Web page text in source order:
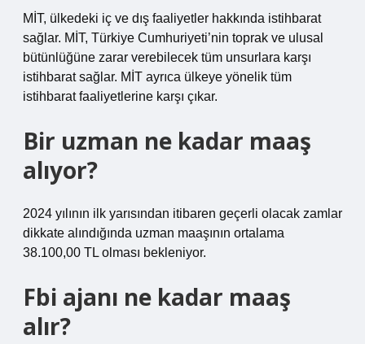
MİT, ülkedeki iç ve dış faaliyetler hakkında istihbarat
sağlar. MİT, Türkiye Cumhuriyeti’nin toprak ve ulusal
bütünlüğüne zarar verebilecek tüm unsurlara karşı
istihbarat sağlar. MİT ayrıca ülkeye yönelik tüm
istihbarat faaliyetlerine karşı çıkar.
Bir uzman ne kadar maaş
alıyor?
2024 yılının ilk yarısından itibaren geçerli olacak zamlar
dikkate alındığında uzman maaşının ortalama
38.100,00 TL olması bekleniyor.
Fbi ajanı ne kadar maaş
alır?